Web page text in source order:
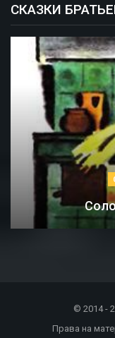
СКАЗКИ
© 2014 -
Права на